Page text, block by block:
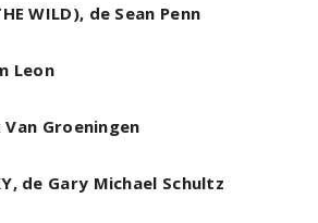
WILD), de Sean Penn
Leon
Van Groeningen
de Gary Michael Schultz